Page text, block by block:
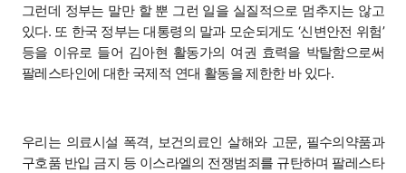
그런데 정부는 말만 할 뿐 그런 일을 실질적으로 멈추지는 않고
있다. 또 한국 정부는 대통령의 말과 모순되게도 ‘신변안전 위험’
등을 이유로 들어 김아현 활동가의 여권 효력을 박탈함으로써
팔레스타인에 대한 국제적 연대 활동을 제한한 바 있다.
우리는 의료시설 폭격, 보건의료인 살해와 고문, 필수의약품과
구호품 반입 금지 등 이스라엘의 전쟁범죄를 규탄하며 팔레스타